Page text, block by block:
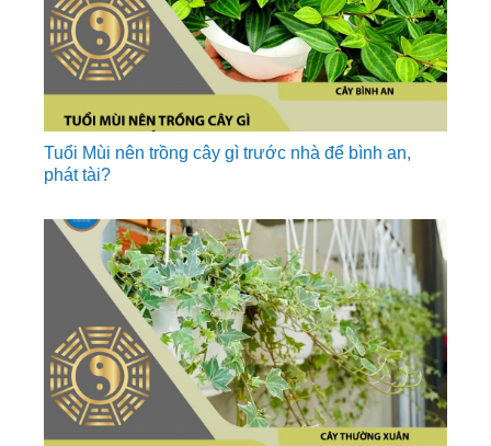
Tuổi Mùi nên trồng cây gì trước nhà để bình an,
phát tài?